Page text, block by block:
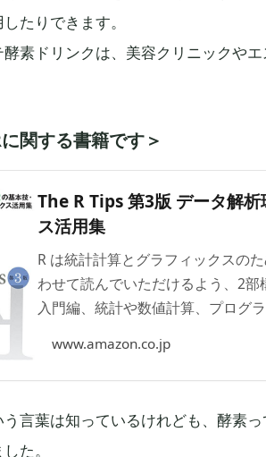
たりできます。
素ドリンクは、美容クリニックや
関する書籍です＞
The R Tips 第3版 データ解
ス活用集
R は統計計算とグラフィックスの
わせて読んでいただけるよう、2
入門編、統計や数値計算、プログ
す。 著者: 舟尾暢男
www.amazon.co.jp
言葉は知っているけれども、酵素
た。